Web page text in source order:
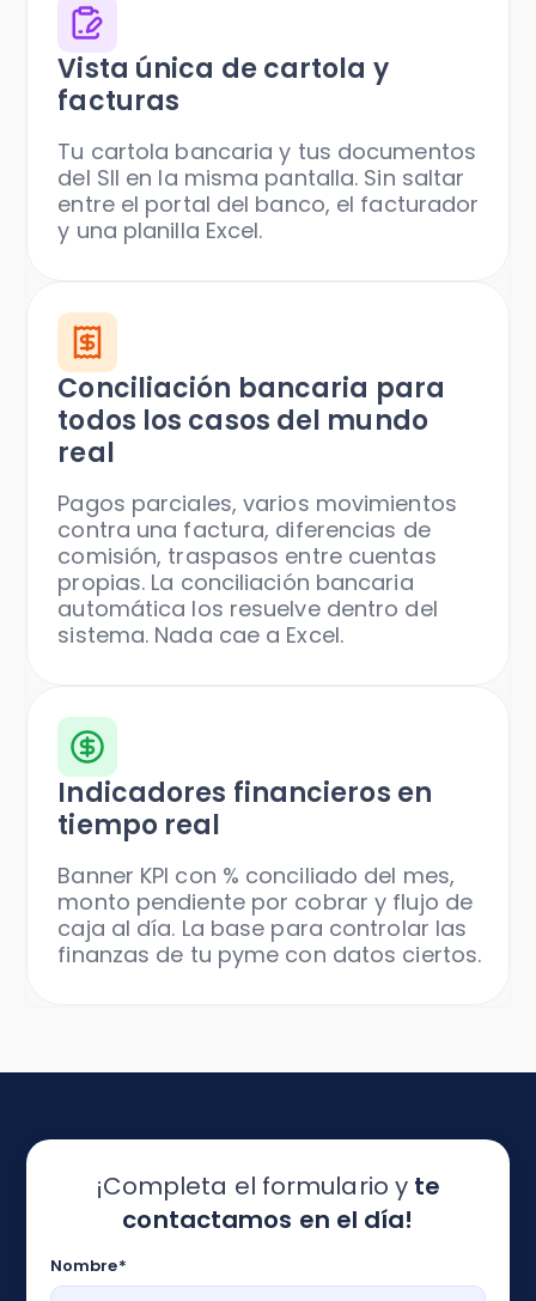
Vista única de cartola y
facturas
Tu cartola bancaria y tus documentos
del SII en la misma pantalla. Sin saltar
entre el portal del banco, el facturador
y una planilla Excel.
Conciliación bancaria para
todos los casos del mundo
real
Pagos parciales, varios movimientos
contra una factura, diferencias de
comisión, traspasos entre cuentas
propias. La conciliación bancaria
automática los resuelve dentro del
sistema. Nada cae a Excel.
Indicadores financieros en
tiempo real
Banner KPI con % conciliado del mes,
monto pendiente por cobrar y flujo de
caja al día. La base para controlar las
finanzas de tu pyme con datos ciertos.
¡Completa el formulario y te
contactamos en el día!
Nombre*